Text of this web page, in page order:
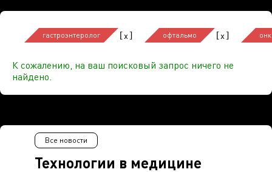
гастроэнтеролог [x] офтальмо [x]
К сожалению, на ваш поисковый запрос ничего не
найдено.
Технологии в медицине
Все новости